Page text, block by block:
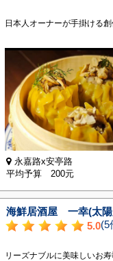
日本人オーナーが手掛ける
永嘉路x安亭路
平均予算 200元
海鮮居酒屋 一幸(太陽
5.0(5
リーズナブルに美味しいお